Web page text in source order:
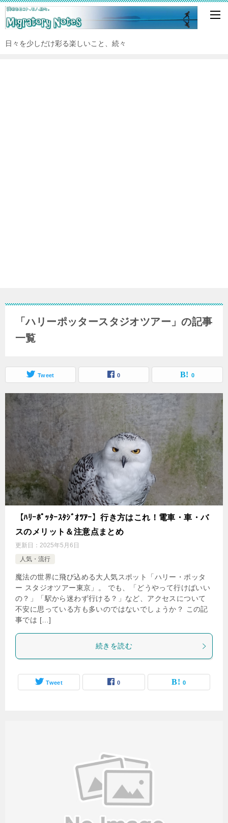
日々を少しだけ彩る楽しいこと、続々
「ハリーポッタースタジオツアー」の記事
一覧
Tweet 0 0
【ﾊﾘｰﾎﾟｯﾀｰｽﾀｼﾞｵﾂｱｰ】行き方はこれ！電車・車・バ
スのメリット＆注意点まとめ
更新日： 2025年5月6日
人気・流行
魔法の世界に飛び込める大人気スポット「ハリー・ポッタ
ー スタジオツアー東京」。 でも、「どうやって行けばいい
の？」「駅から迷わず行ける？」など、アクセスについて
不安に思っている方も多いのではないでしょうか？ この記
事では […]
続きを読む
Tweet 0 0